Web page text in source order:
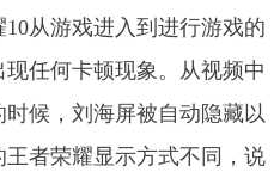
从游戏进入到进行游戏的
任何卡顿现象。从视频中
候，刘海屏被自动隐藏以
者荣耀显示方式不同，说